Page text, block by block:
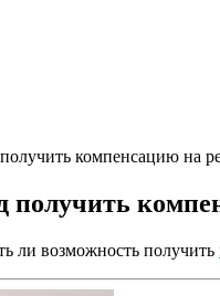
компенсацию на
получить
ли возможность получить